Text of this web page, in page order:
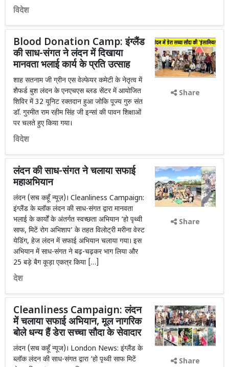
विदेश
Blood Donation Camp: इंग्लैंड
की साध-संगत ने लंदन में दिखाया
मानवता भलाई कार्य के प्रति उत्साह
शाह सतनाम जी ग्रीन एस वेल्फेयर कमेटी के नेतृत्व में
शैफर्ड बुश लंदन के एनएचएस ब्लड सेंटर में आयोजित
शिविर में 32 यूनिट रक्तदान हुआ जोकि पूज्य गुरु संत
डॉ. गुरमीत राम रहीम सिंह जी इन्सां की पावन शिक्षाओं
पर चलते हुए किया गया।
विदेश
Share
लंदन की साध-संगत ने चलाया सफाई
महाअभियान
लंदन (सच कहूँ न्यूज़)। Cleanliness Campaign:
इंग्लैंड के ब्लॉक लंदन की साध-संगत द्वारा मानवता
भलाई के कार्यों के अंतर्गत स्वच्छता अभियान ‘हो पृथ्वी
साफ, मिटें रोग अभिशाप’ के तहत विलोट्री मरीना वेस्ट
येडिंग, हेज लंदन में सफाई अभियान चलाया गया। इस
अभियान में साध-संगत ने बढ़-चढ़कर भाग लिया और
25 बड़े बैग कूड़ा एकत्र किया […]
देश
Share
Cleanliness Campaign: लंदन
में चलाया सफाई अभियान, मूल नागरिक
बोले धन्य हैं डेरा सच्चा सौदा के सेवादार
लंदन (सच कहूँ न्यूज)। London News: इंग्लैंड के
ब्लॉक लंदन की साध-संगत द्वारा ‘हो पृथ्वी साफ मिटें
Share